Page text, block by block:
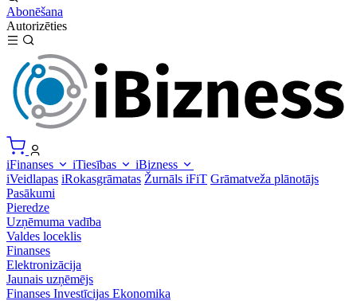
Abonēšana
Autorizēties
iFinanses iTiesības
iBizness
iVeidlapas iRokasgrāmatas Žurnāls iFiT Grāmatveža plānotājs
Pasākumi
Pieredze
Uzņēmuma vadība
Valdes loceklis
Finanses
Elektronizācija
Jaunais uzņēmējs
Finanses Investīcijas Ekonomika